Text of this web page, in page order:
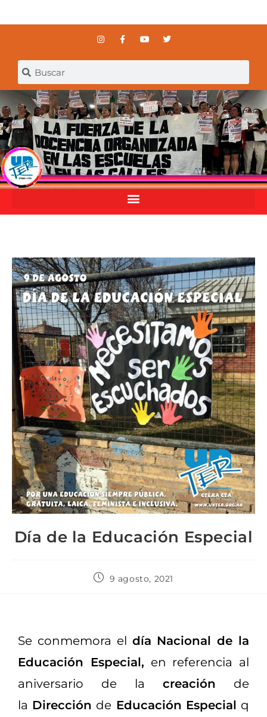
Día de la Educación Especial
9 agosto, 2021
Se conmemora el día Nacional de la
Educación Especial, en referencia al
aniversario de la creación de
la Dirección de Educación Especial q